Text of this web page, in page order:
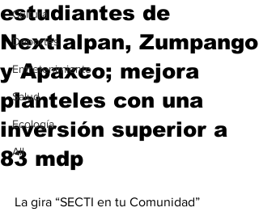
Cultura
Deportes
Entretenimiento
Salud
Ecología
All
estudiantes de
Nextlalpan, Zumpango
y Apaxco; mejora
planteles con una
inversión superior a
83 mdp
La gira “SECTI en tu Comunidad”